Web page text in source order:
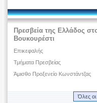
Πρεσβεία της Ελλάδος
Βουκουρέστι
Επικεφαλής
Τμήματα Πρεσβείας
Άμισθο Προξενείο Κωνστάντζας
Όλες